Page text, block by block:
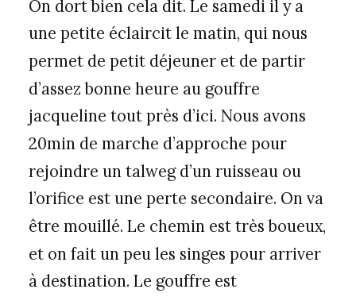
On dort bien cela dit. Le samedi il y a
une petite éclaircit le matin, qui nous
permet de petit déjeuner et de partir
d’assez bonne heure au gouffre
jacqueline tout près d’ici. Nous avons
20min de marche d’approche pour
rejoindre un talweg d’un ruisseau ou
l’orifice est une perte secondaire. On va
être mouillé. Le chemin est très boueux,
et on fait un peu les singes pour arriver
à destination. Le gouffre est